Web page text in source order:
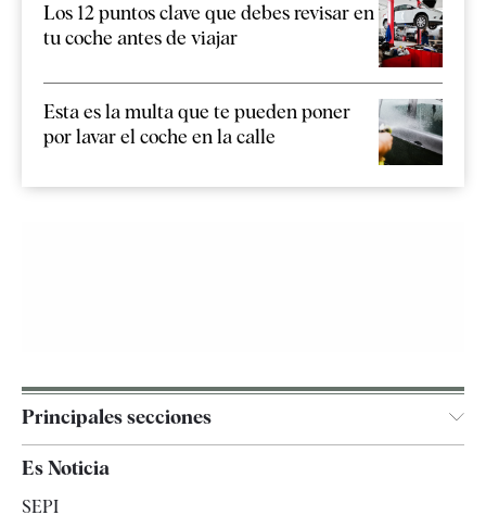
Los 12 puntos clave que debes revisar en
tu coche antes de viajar
Esta es la multa que te pueden poner
por lavar el coche en la calle
Principales secciones
España
Es Noticia
SEPI